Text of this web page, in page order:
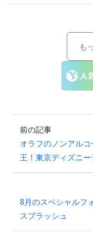
も
前の記事
オラフのノンアル
王！東京ディズニ
8月のスペシャルフ
スプラッシュ